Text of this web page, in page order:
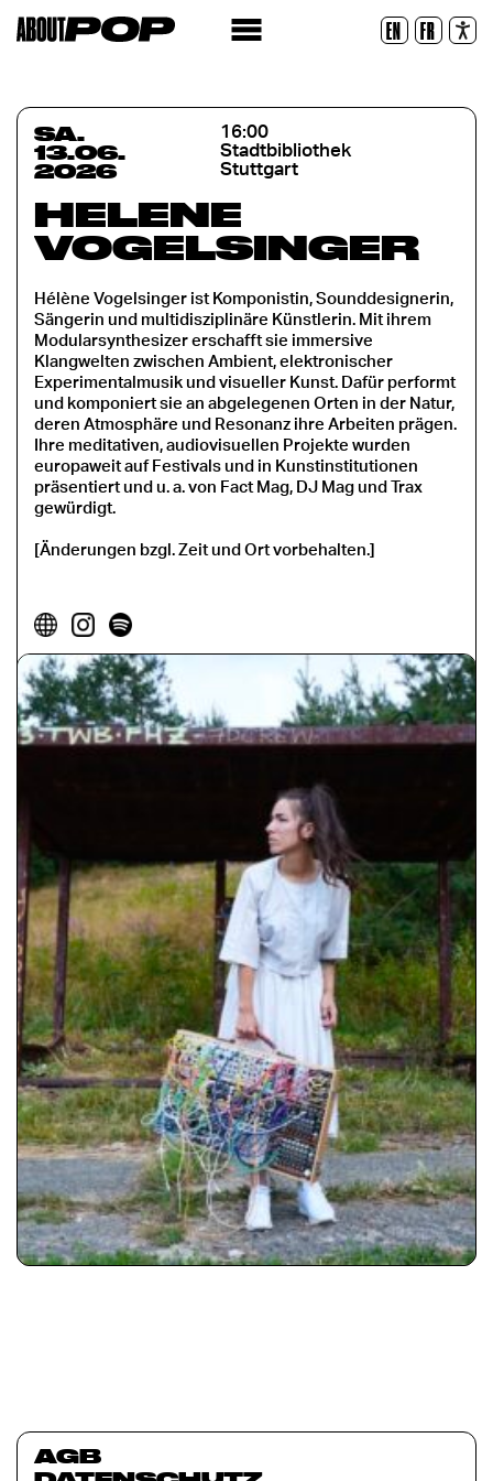
EN FR
Zurücksetzen
SA.
13.06.
2026
16:00
Stadtbibliothek
Stuttgart
HÉLÈNE
VOGELSINGER
Hélène Vogelsinger ist Komponistin, Sounddesignerin,
Sängerin und multidisziplinäre Künstlerin. Mit ihrem
Modularsynthesizer erschafft sie immersive
Klangwelten zwischen Ambient, elektronischer
Experimentalmusik und visueller Kunst. Dafür performt
und komponiert sie an abgelegenen Orten in der Natur,
deren Atmosphäre und Resonanz ihre Arbeiten prägen.
Ihre meditativen, audiovisuellen Projekte wurden
europaweit auf Festivals und in Kunstinstitutionen
präsentiert und u. a. von Fact Mag, DJ Mag und Trax
gewürdigt.
[Änderungen bzgl. Zeit und Ort vorbehalten.]
AGB